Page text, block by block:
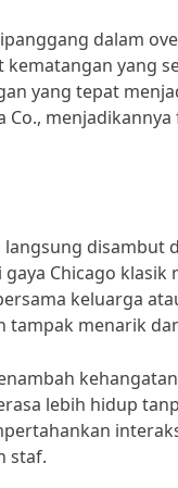
dalam
yang
yang tepat
disambut
Chicago klasik
keluarga
tampak menarik
lebih hidup
staf.